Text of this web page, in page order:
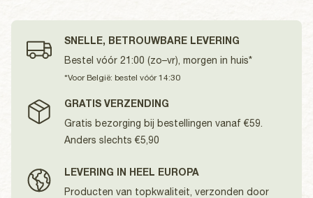
SNELLE, BETROUWBARE LEVERING
Bestel vóór 21:00 (zo–vr), morgen in huis*
*Voor België: bestel vóór 14:30
GRATIS VERZENDING
Gratis bezorging bij bestellingen vanaf €59.
Anders slechts €5,90
LEVERING IN HEEL EUROPA
Producten van topkwaliteit, verzonden door